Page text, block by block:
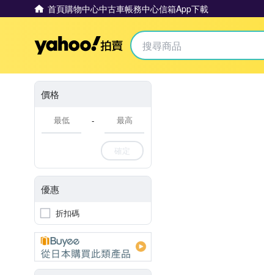
首頁購物中心中古車帳務中心信箱App下載
Yahoo拍賣
價格
-
確定
優惠
折扣碼